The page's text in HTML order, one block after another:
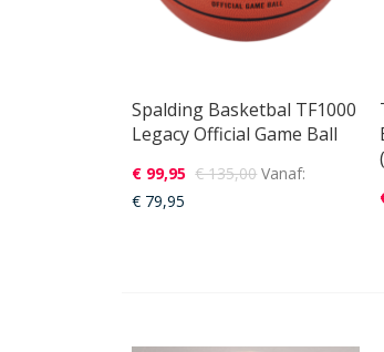
Spalding Basketbal TF1000
Legacy Official Game Ball
€ 99,95 € 135,00 Vanaf
€ 79,95